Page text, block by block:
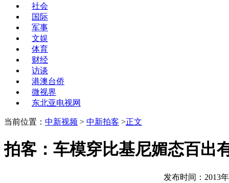
社会
国际
军事
文娱
体育
财经
访谈
港澳台侨
微视界
东北亚电视网
当前位置： 中新视频 > 中新拍客 >正文
拍客：车模穿比基尼媚态百出
发布时间：2013